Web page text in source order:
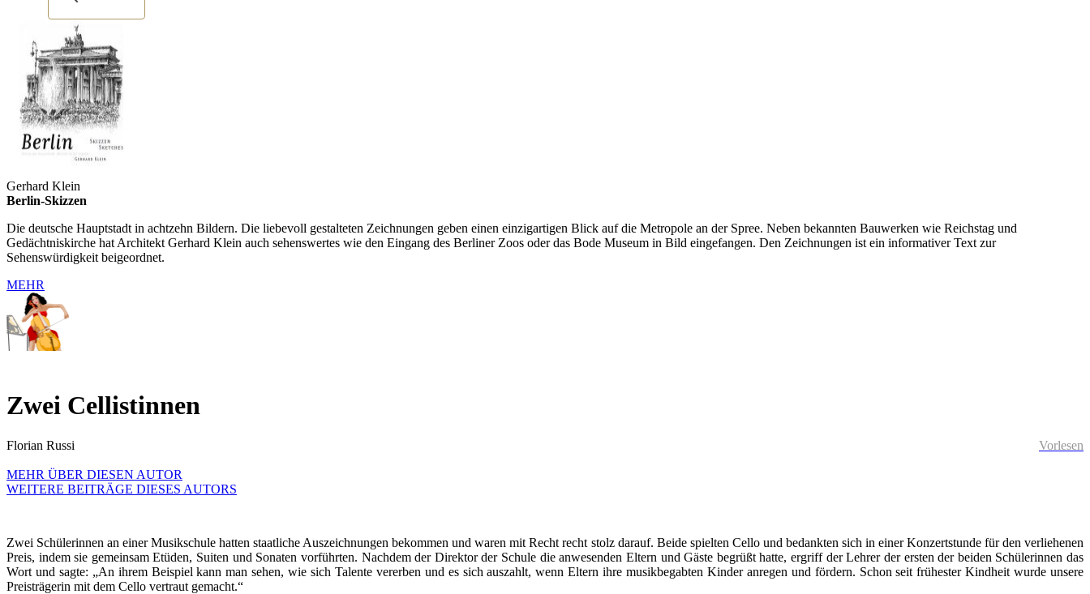
Gerhard Klein
Berlin-Skizzen
Die deutsche Hauptstadt in achtzehn Bildern. Die liebevoll gestalteten Zeichnungen geben einen einzigartigen Blick auf die Metropole an der Spree. Neben bekannten Bauwerken wie Reichstag und
Gedächtniskirche hat Architekt Gerhard Klein auch sehenswertes wie den Eingang des Berliner Zoos oder das Bode Museum in Bild eingefangen. Den Zeichnungen ist ein informativer Text zur
Sehenswürdigkeit beigeordnet.
MEHR
Zwei Cellistinnen
Vorlesen
Florian Russi
MEHR ÜBER DIESEN AUTOR
WEITERE BEITRÄGE DIESES AUTORS
Zwei Schülerinnen an einer Musikschule hatten staatliche Auszeichnungen bekommen und waren mit Recht recht stolz darauf. Beide spielten Cello und bedankten sich in einer Konzertstunde für den verliehenen
Preis, indem sie gemeinsam Etüden, Suiten und Sonaten vorführten. Nachdem der Direktor der Schule die anwesenden Eltern und Gäste begrüßt hatte, ergriff der Lehrer der ersten der beiden Schülerinnen das
Wort und sagte: „An ihrem Beispiel kann man sehen, wie sich Talente vererben und es sich auszahlt, wenn Eltern ihre musikbegabten Kinder anregen und fördern. Schon seit frühester Kindheit wurde unsere
Preisträgerin mit dem Cello vertraut gemacht.“